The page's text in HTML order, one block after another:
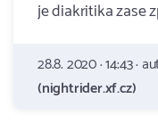
je diakritika zase
28.8. 2020 · 14:43 ·
(nightrider.xf.cz)